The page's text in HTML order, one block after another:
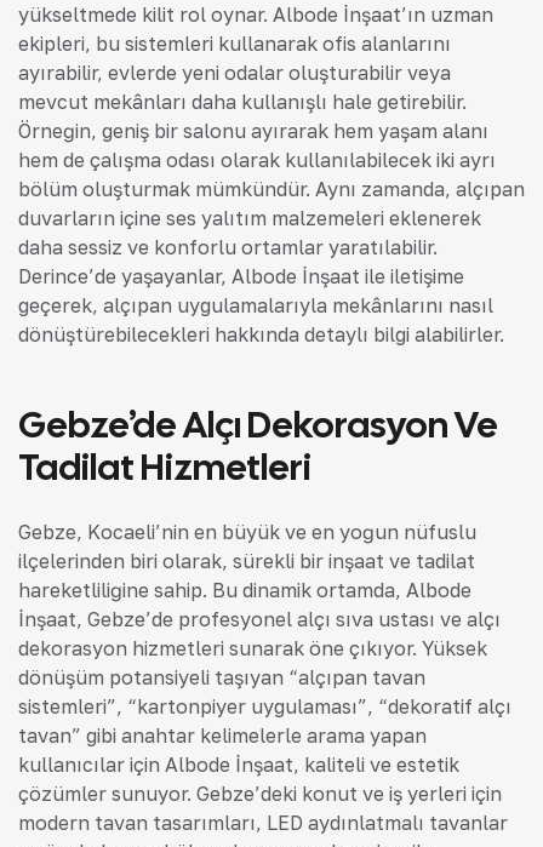
yükseltmede kilit rol oynar. Albode İnşaat’ın uzman
ekipleri, bu sistemleri kullanarak ofis alanlarını
ayırabilir, evlerde yeni odalar oluşturabilir veya
mevcut mekânları daha kullanışlı hale getirebilir.
Örneğin, geniş bir salonu ayırarak hem yaşam alanı
hem de çalışma odası olarak kullanılabilecek iki ayrı
bölüm oluşturmak mümkündür. Aynı zamanda, alçıpan
duvarların içine ses yalıtım malzemeleri eklenerek
daha sessiz ve konforlu ortamlar yaratılabilir.
Derince’de yaşayanlar, Albode İnşaat ile iletişime
geçerek, alçıpan uygulamalarıyla mekânlarını nasıl
dönüştürebilecekleri hakkında detaylı bilgi alabilirler.
Gebze’de Alçı Dekorasyon Ve
Tadilat Hizmetleri
Gebze, Kocaeli’nin en büyük ve en yoğun nüfuslu
ilçelerinden biri olarak, sürekli bir inşaat ve tadilat
hareketliliğine sahip. Bu dinamik ortamda, Albode
İnşaat, Gebze’de profesyonel alçı sıva ustası ve alçı
dekorasyon hizmetleri sunarak öne çıkıyor. Yüksek
dönüşüm potansiyeli taşıyan “alçıpan tavan
sistemleri”, “kartonpiyer uygulaması”, “dekoratif alçı
tavan” gibi anahtar kelimelerle arama yapan
kullanıcılar için Albode İnşaat, kaliteli ve estetik
çözümler sunuyor. Gebze’deki konut ve iş yerleri için
modern tavan tasarımları, LED aydınlatmalı tavanlar